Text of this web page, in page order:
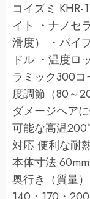
コイズミ
イト ・ナノセ
滑度） ・パイ
ドル ・温度ロ
ラミック300
度調節（80～
ダメージヘア
可能な高温
対応 便利な耐
本体寸法
奥行き（質量